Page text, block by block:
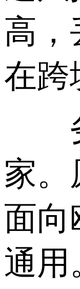
高，
在跨
劣
家。
面向
通用